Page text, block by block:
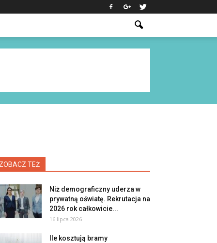
ZOBACZ TEŻ
Niż demograficzny uderza w
prywatną oświatę. Rekrutacja na
2026 rok całkowicie...
16 lipca 2026
Ile kosztują bramy